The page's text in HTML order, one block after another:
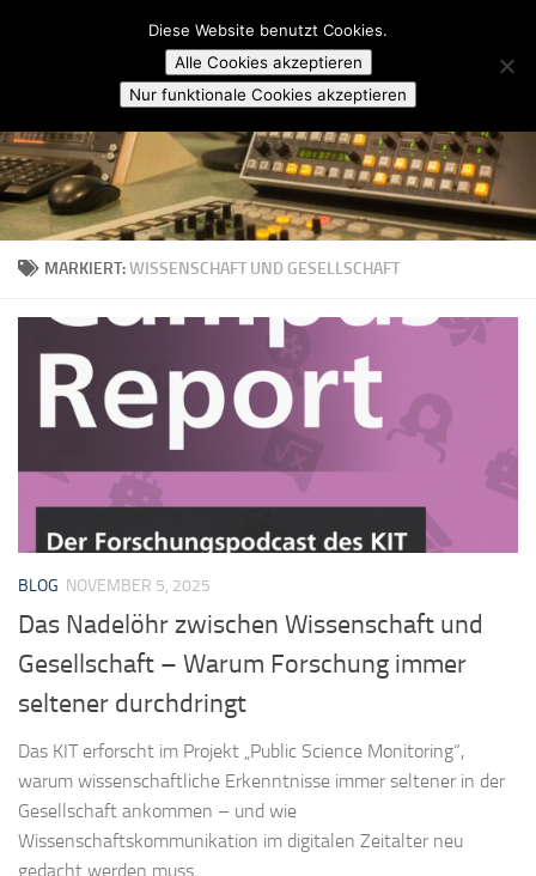
Skip to content
Campusradio Karlsruhe
MARKIERT:WISSENSCHAFT UND GESELLSCHAFT
BLOG NOVEMBER 5, 2025
Das Nadelöhr zwischen Wissenschaft und
Gesellschaft – Warum Forschung immer
seltener durchdringt
Das KIT erforscht im Projekt „Public Science Monitoring“,
warum wissenschaftliche Erkenntnisse immer seltener in der
Gesellschaft ankommen – und wie
Wissenschaftskommunikation im digitalen Zeitalter neu
gedacht werden muss.
Diese Website benutzt Cookies.
Alle Cookies akzeptieren
Nur funktionale Cookies akzeptieren